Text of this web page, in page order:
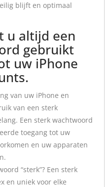
blijft en optimaal
u altijd een
gebruikt
uw iPhone
van uw iPhone en
van een sterk
Een sterk wachtwoord
toegang tot uw
en uw apparaten
“sterk”? Een sterk
en uniek voor elke